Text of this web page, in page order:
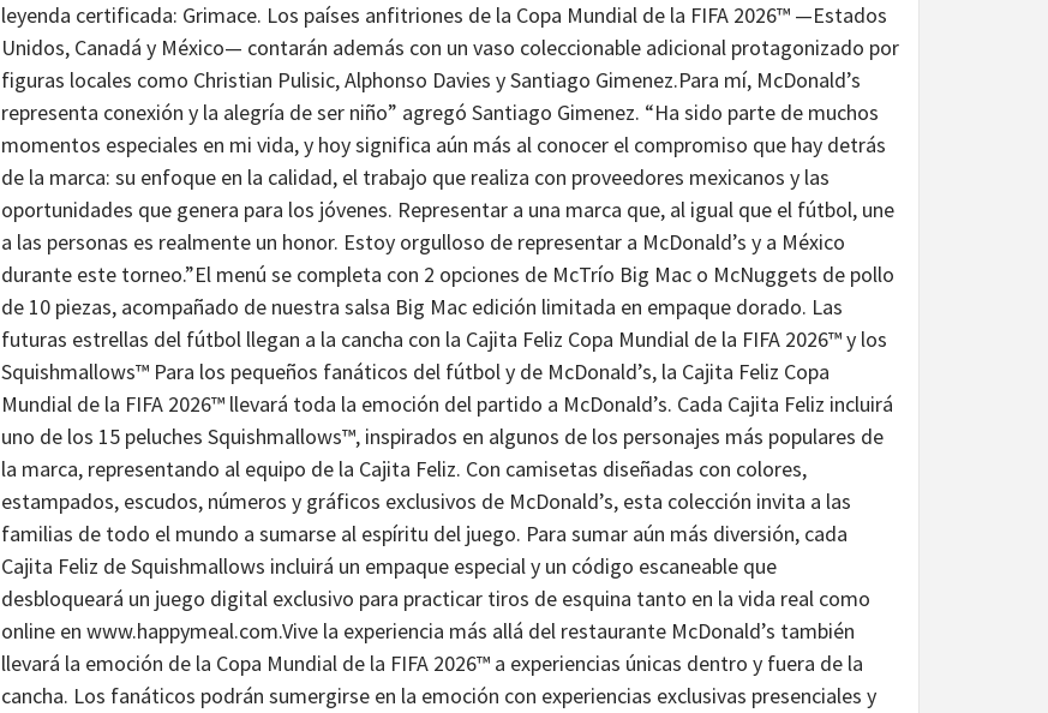
leyenda certificada: Grimace. Los países anfitriones de la Copa Mundial de la FIFA 2026™ —Estados
Unidos, Canadá y México— contarán además con un vaso coleccionable adicional protagonizado por
figuras locales como Christian Pulisic, Alphonso Davies y Santiago Gimenez.Para mí, McDonald’s
representa conexión y la alegría de ser niño” agregó Santiago Gimenez. “Ha sido parte de muchos
momentos especiales en mi vida, y hoy significa aún más al conocer el compromiso que hay detrás
de la marca: su enfoque en la calidad, el trabajo que realiza con proveedores mexicanos y las
oportunidades que genera para los jóvenes. Representar a una marca que, al igual que el fútbol, une
a las personas es realmente un honor. Estoy orgulloso de representar a McDonald’s y a México
durante este torneo.”El menú se completa con 2 opciones de McTrío Big Mac o McNuggets de pollo
de 10 piezas, acompañado de nuestra salsa Big Mac edición limitada en empaque dorado. Las
futuras estrellas del fútbol llegan a la cancha con la Cajita Feliz Copa Mundial de la FIFA 2026™ y los
Squishmallows™ Para los pequeños fanáticos del fútbol y de McDonald’s, la Cajita Feliz Copa
Mundial de la FIFA 2026™ llevará toda la emoción del partido a McDonald’s. Cada Cajita Feliz incluirá
uno de los 15 peluches Squishmallows™, inspirados en algunos de los personajes más populares de
la marca, representando al equipo de la Cajita Feliz. Con camisetas diseñadas con colores,
estampados, escudos, números y gráficos exclusivos de McDonald’s, esta colección invita a las
familias de todo el mundo a sumarse al espíritu del juego. Para sumar aún más diversión, cada
Cajita Feliz de Squishmallows incluirá un empaque especial y un código escaneable que
desbloqueará un juego digital exclusivo para practicar tiros de esquina tanto en la vida real como
online en www.happymeal.com.Vive la experiencia más allá del restaurante McDonald’s también
llevará la emoción de la Copa Mundial de la FIFA 2026™ a experiencias únicas dentro y fuera de la
cancha. Los fanáticos podrán sumergirse en la emoción con experiencias exclusivas presenciales y